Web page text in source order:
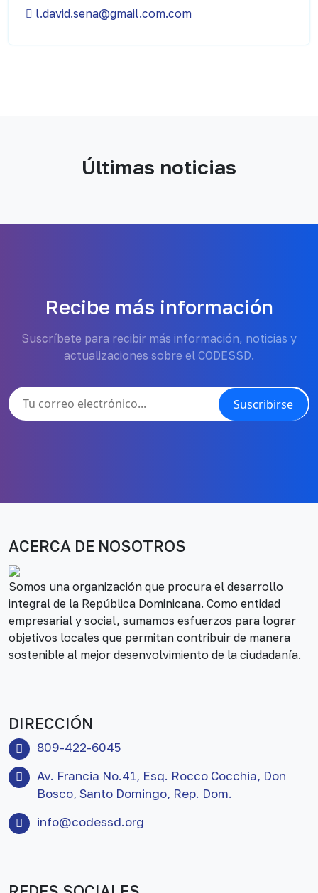
l.david.sena@gmail.com.com
Últimas noticias
Recibe más información
Suscríbete para recibir más información, noticias y
actualizaciones sobre el CODESSD.
Suscribirse
ACERCA DE NOSOTROS
Somos una organización que procura el desarrollo
integral de la República Dominicana. Como entidad
empresarial y social, sumamos esfuerzos para lograr
objetivos locales que permitan contribuir de manera
sostenible al mejor desenvolvimiento de la ciudadanía.
DIRECCIÓN
809-422-6045
Av. Francia No.41, Esq. Rocco Cocchia, Don
Bosco, Santo Domingo, Rep. Dom.
info@codessd.org